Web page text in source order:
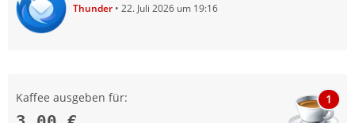
Thunder 22. Juli 2026 um 19:16
Kaffee ausgeben für: 1